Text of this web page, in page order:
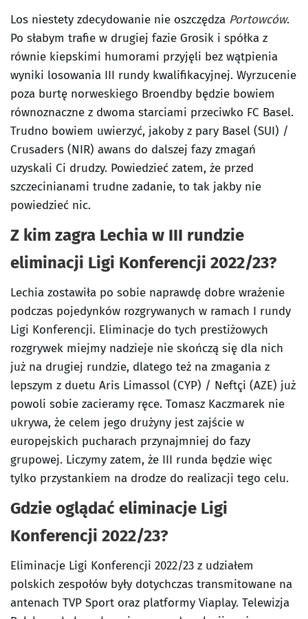
Los niestety zdecydowanie nie oszczędza Portowców.
Po słabym trafie w drugiej fazie Grosik i spółka z
równie kiepskimi humorami przyjęli bez wątpienia
wyniki losowania III rundy kwalifikacyjnej. Wyrzucenie
poza burtę norweskiego Broendby będzie bowiem
równoznaczne z dwoma starciami przeciwko FC Basel.
Trudno bowiem uwierzyć, jakoby z pary Basel (SUI) /
Crusaders (NIR) awans do dalszej fazy zmagań
uzyskali Ci drudzy. Powiedzieć zatem, że przed
szczecinianami trudne zadanie, to tak jakby nie
powiedzieć nic.
Z kim zagra Lechia w III rundzie
eliminacji Ligi Konferencji 2022/23?
Lechia zostawiła po sobie naprawdę dobre wrażenie
podczas pojedynków rozgrywanych w ramach I rundy
Ligi Konferencji. Eliminacje do tych prestiżowych
rozgrywek miejmy nadzieje nie skończą się dla nich
już na drugiej rundzie, dlatego też na zmagania z
lepszym z duetu Aris Limassol (CYP) / Neftçi (AZE) już
powoli sobie zacieramy ręce. Tomasz Kaczmarek nie
ukrywa, że celem jego drużyny jest zajście w
europejskich pucharach przynajmniej do fazy
grupowej. Liczymy zatem, że III runda będzie więc
tylko przystankiem na drodze do realizacji tego celu.
Gdzie oglądać eliminacje Ligi
Konferencji 2022/23?
Eliminacje Ligi Konferencji 2022/23 z udziałem
polskich zespołów były dotychczas transmitowane na
antenach TVP Sport oraz platformy Viaplay. Telewizja